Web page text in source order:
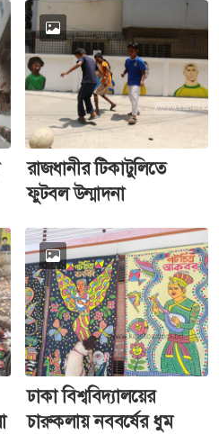
রাজধানীর টিকাটুলিতে
ফুটবল উন্মাদনা
ঢাকা বিশ্ববিদ্যালয়ের
চারুকলায় নববর্ষের ধুম